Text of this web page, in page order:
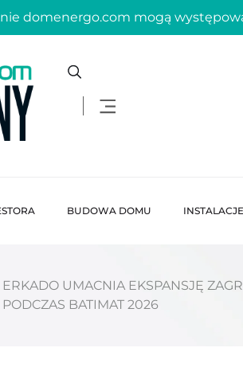
domenergo.com mogą
BUDOWA DOMU
ERKADO UMACNIA EKSPANSJĘ
PODCZAS BATIMAT 2026